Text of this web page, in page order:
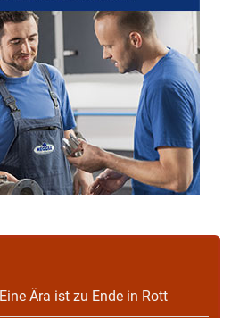
Eine Ära ist zu Ende in Rott